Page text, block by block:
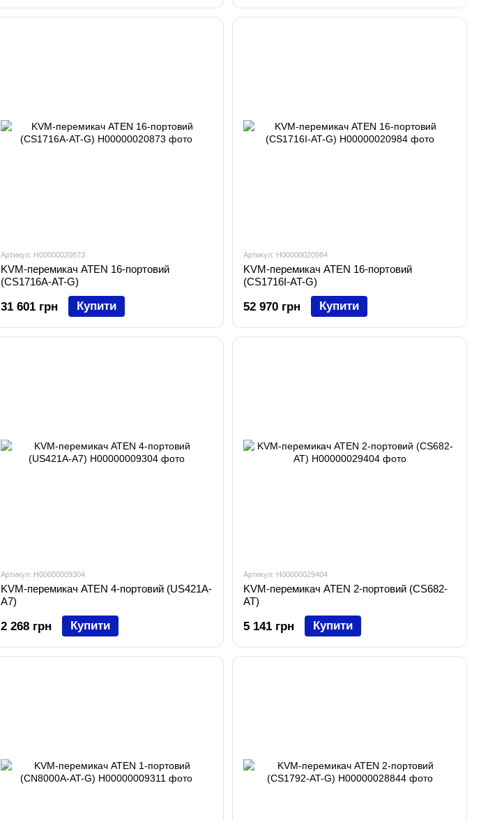
Артикул: H00000020873
KVM-перемикач ATEN 16-портовий
(CS1716A-AT-G)
31 601 грн Купити
Артикул: H00000020984
KVM-перемикач ATEN 16-портовий
(CS1716I-AT-G)
52 970 грн Купити
Артикул: H00000009304
KVM-перемикач ATEN 4-портовий (US421A-
A7)
2 268 грн Купити
Артикул: H00000029404
KVM-перемикач ATEN 2-портовий (CS682-
AT)
5 141 грн Купити